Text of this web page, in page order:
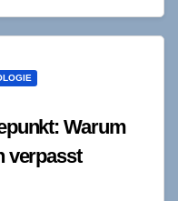
Warum
verpasst